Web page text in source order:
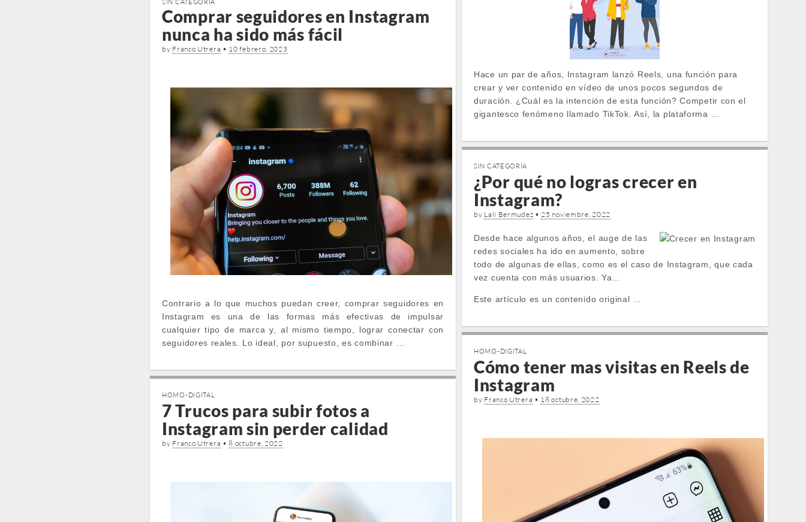
Hace un par de años, Instagram lanzó Reels, una función para
crear y ver contenido en vídeo de unos pocos segundos de
duración. ¿Cuál es la intención de esta función? Competir con el
gigantesco fenómeno llamado TikTok. Así, la plataforma …
SIN CATEGORÍA
Comprar seguidores en Instagram
nunca ha sido más fácil
by Franco Utrera • 10 febrero, 2023
Contrario a lo que muchos puedan creer, comprar seguidores en
Instagram es una de las formas más efectivas de impulsar
cualquier tipo de marca y, al mismo tiempo, lograr conectar con
seguidores reales. Lo ideal, por supuesto, es combinar …
SIN CATEGORÍA
¿Por qué no logras crecer en
Instagram?
by Lali Bermudez • 25 noviembre, 2022
Desde hace algunos años, el auge de las
redes sociales ha ido en aumento, sobre
todo de algunas de ellas, como es el caso de Instagram, que cada
vez cuenta con más usuarios. Ya...
Este artículo es un contenido original …
HOMO-DIGITAL
Cómo tener mas visitas en Reels de
Instagram
by Franco Utrera • 18 octubre, 2022
HOMO-DIGITAL
7 Trucos para subir fotos a
Instagram sin perder calidad
by Franco Utrera •8 octubre, 2022